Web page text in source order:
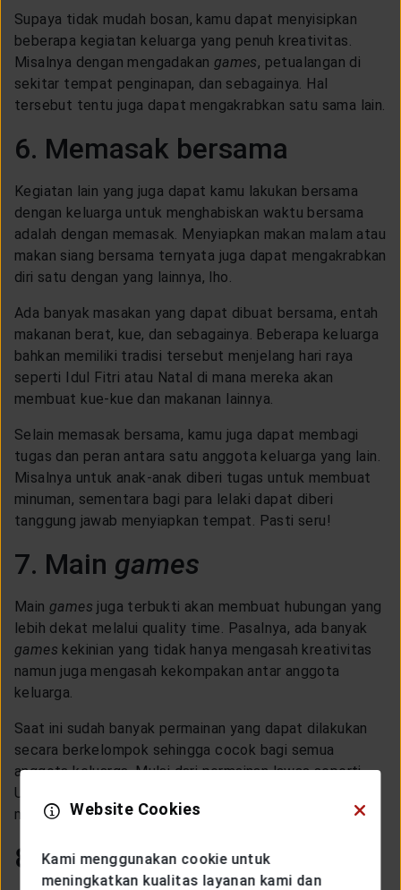
Supaya tidak mudah bosan, kamu dapat menyisipkan
beberapa kegiatan keluarga yang penuh kreativitas.
Misalnya dengan mengadakan games, petualangan di
sekitar tempat penginapan, dan sebagainya. Hal
tersebut tentu juga dapat mengakrabkan satu sama lain.
6. Memasak bersama
Kegiatan lain yang juga dapat kamu lakukan bersama
dengan keluarga untuk menghabiskan waktu bersama
adalah dengan memasak. Menyiapkan makan malam atau
makan siang bersama ternyata juga dapat mengakrabkan
diri satu dengan yang lainnya, lho.
Ada banyak masakan yang dapat dibuat bersama, entah
makanan berat, kue, dan sebagainya. Beberapa keluarga
bahkan memiliki tradisi tersebut menjelang hari raya
seperti Idul Fitri atau Natal di mana mereka akan
membuat kue-kue dan makanan lainnya.
Selain memasak bersama, kamu juga dapat membagi
tugas dan peran antara satu anggota keluarga yang lain.
Misalnya untuk anak-anak diberi tugas untuk membuat
minuman, sementara bagi para lelaki dapat diberi
tanggung jawab menyiapkan tempat. Pasti seru!
7. Main games
Main games juga terbukti akan membuat hubungan yang
lebih dekat melalui quality time. Pasalnya, ada banyak
games kekinian yang tidak hanya mengasah kreativitas
namun juga mengasah kekompakan antar anggota
keluarga.
Saat ini sudah banyak permainan yang dapat dilakukan
secara berkelompok sehingga cocok bagi semua
anggota keluarga. Mulai dari permainan lawas seperti
Uno, Monopoly, hingga Truth or Dare. Kamu dapat
mencari referensi dari media sosial untuk
terbaru.
8. Olahraga bersama
Website Cookies
Kami menggunakan cookie untuk
meningkatkan kualitas layanan kami dan